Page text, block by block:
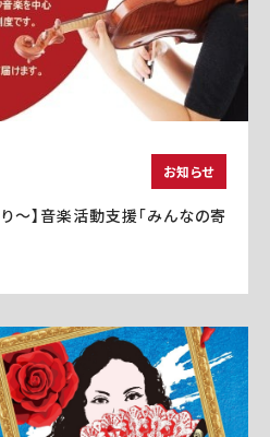
お知らせ
り～】音楽活動支援「みんなの寄